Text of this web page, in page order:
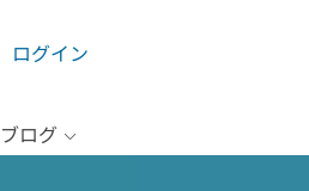
ログイン
ブログ